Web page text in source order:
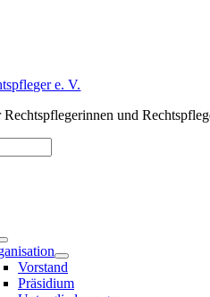
und
Vorstand
Präsidium